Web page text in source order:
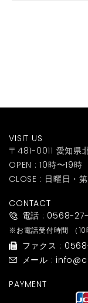
VISIT US
〒481-0011 愛知県
OPEN : 10時〜19時
CLOSE : 日曜日・
CONTACT
電話 : 0568-
※お電話受付時間 （
ファクス :
メール :
PAYMENT